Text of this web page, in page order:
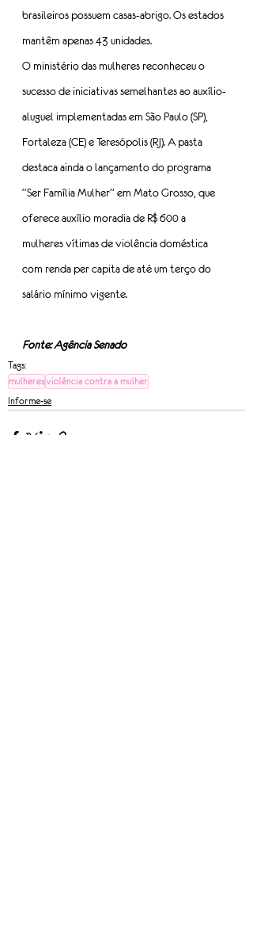
brasileiros possuem casas-abrigo. Os estados
mantêm apenas 43 unidades.
O ministério das mulheres reconheceu o
sucesso de iniciativas semelhantes ao auxílio-
aluguel implementadas em São Paulo (SP),
Fortaleza (CE) e Teresópolis (RJ). A pasta
destaca ainda o lançamento do programa
“Ser Família Mulher” em Mato Grosso, que
oferece auxílio moradia de R$ 600 a
mulheres vítimas de violência doméstica
com renda per capita de até um terço do
salário mínimo vigente.
Fonte: Agência Senado
Tags:
mulheresviolência contra a mulher
Informe-se